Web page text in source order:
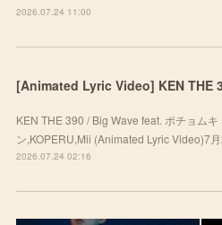
2026.07.24 11:00
KEN THE 390 / Big Wave feat. ポチョムキ
ン,KOPERU,Mii (Animated Lyric Video)7
2026.07.24 02:16